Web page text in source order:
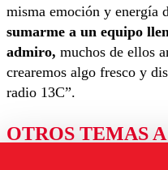
misma emoción y energía
sumarme a un equipo
admiro, muchos de ellos
crearemos algo fresco y
radio 13C”.
OTROS TEMAS